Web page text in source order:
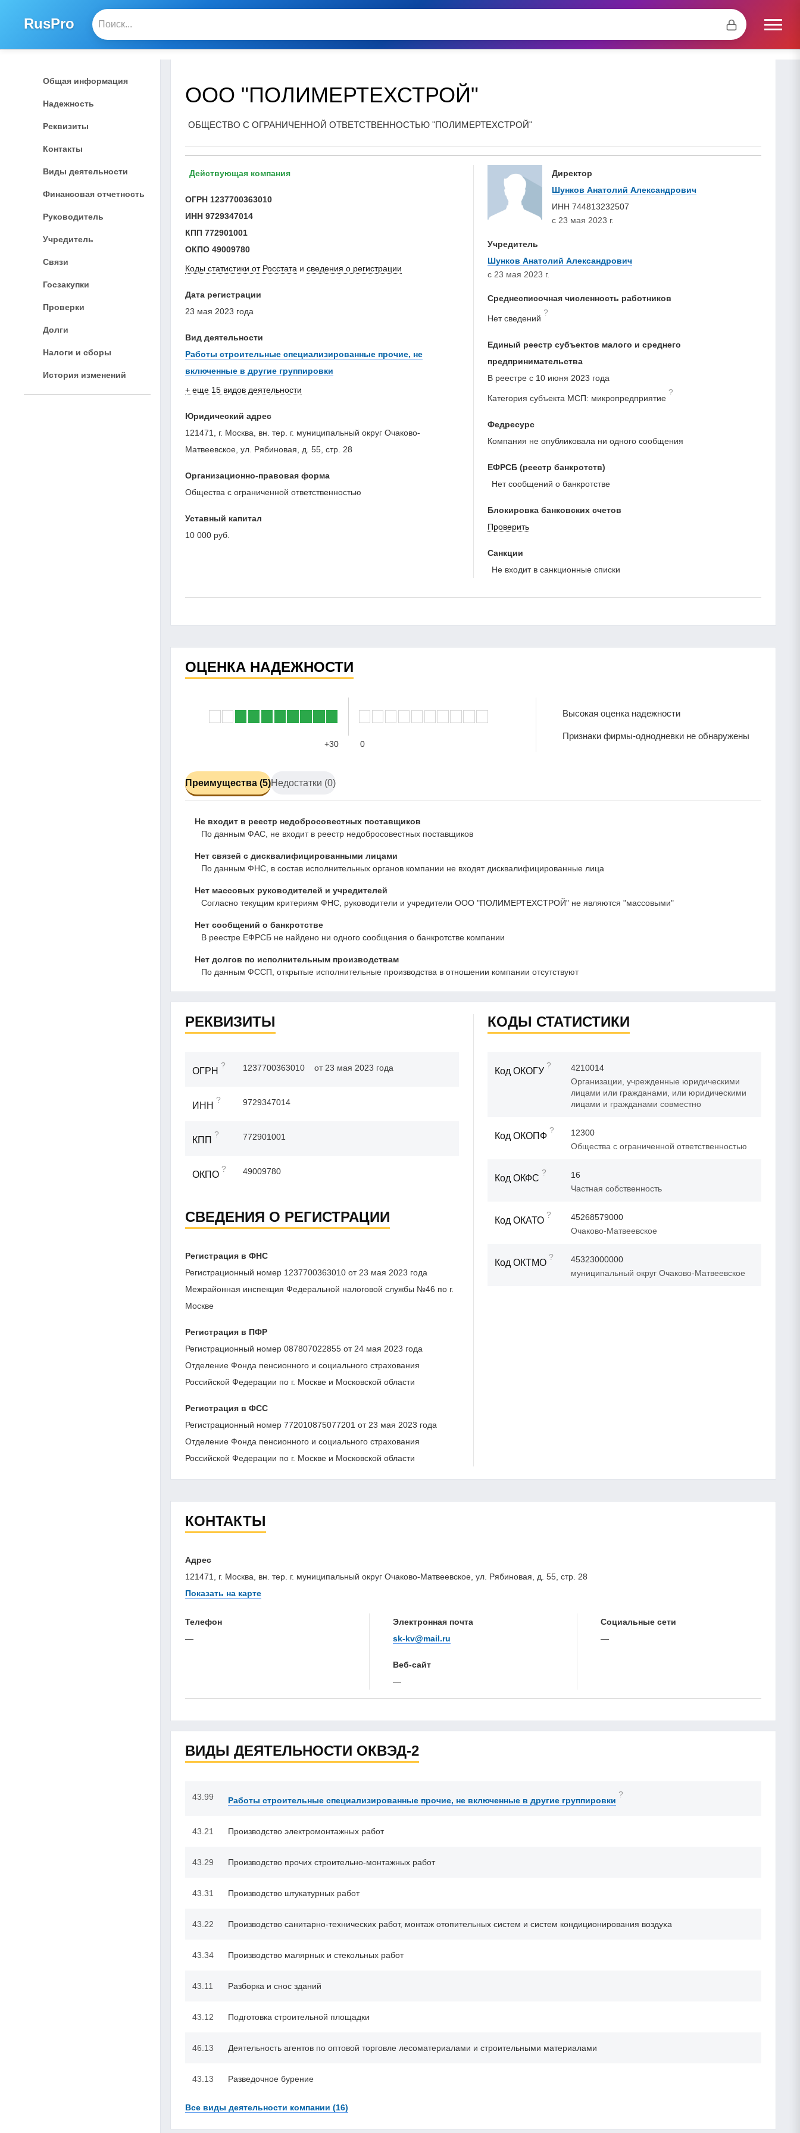
RusPro
Общая информация
Надежность
Реквизиты
Контакты
Виды деятельности
Финансовая отчетность
Руководитель
Учредитель
Связи
Госзакупки
Проверки
Долги
Налоги и сборы
История изменений
ООО "ПОЛИМЕРТЕХСТРОЙ"
ОБЩЕСТВО С ОГРАНИЧЕННОЙ ОТВЕТСТВЕННОСТЬЮ "ПОЛИМЕРТЕХСТРОЙ"
Действующая компания
ОГРН 1237700363010
ИНН 9729347014
КПП 772901001
ОКПО 49009780
Коды статистики от Росстата и сведения о регистрации
Дата регистрации
23 мая 2023 года
Вид деятельности
Работы строительные специализированные прочие, не
включенные в другие группировки
+ еще 15 видов деятельности
Юридический адрес
121471, г. Москва, вн. тер. г. муниципальный округ Очаково-
Матвеевское, ул. Рябиновая, д. 55, стр. 28
Организационно-правовая форма
Общества с ограниченной ответственностью
Уставный капитал
10 000 руб.
Директор
Шунков Анатолий Александрович
ИНН 744813232507
с 23 мая 2023 г.
Учредитель
Шунков Анатолий Александрович
с 23 мая 2023 г.
Среднесписочная численность работников
Нет сведений
?
Единый реестр субъектов малого и среднего
предпринимательства
В реестре с 10 июня 2023 года
Категория субъекта МСП: микропредприятие
?
Федресурс
Компания не опубликовала ни одного сообщения
ЕФРСБ (реестр банкротств)
Нет сообщений о банкротстве
Блокировка банковских счетов
Проверить
Санкции
Не входит в санкционные списки
ОЦЕНКА НАДЕЖНОСТИ
+30 0
Высокая оценка надежности
Признаки фирмы-однодневки не обнаружены
Преимущества (5)Недостатки (0)
Не входит в реестр недобросовестных поставщиков
По данным ФАС, не входит в реестр недобросовестных поставщиков
Нет связей с дисквалифицированными лицами
По данным ФНС, в состав исполнительных органов компании не входят дисквалифицированные лица
Нет массовых руководителей и учредителей
Согласно текущим критериям ФНС, руководители и учредители ООО "ПОЛИМЕРТЕХСТРОЙ" не являются "массовыми"
Нет сообщений о банкротстве
В реестре ЕФРСБ не найдено ни одного сообщения о банкротстве компании
Нет долгов по исполнительным производствам
По данным ФССП, открытые исполнительные производства в отношении компании отсутствуют
РЕКВИЗИТЫ
ОГРН
? 1237700363010 от 23 мая 2023 года
ИНН
? 9729347014
КПП
? 772901001
ОКПО
? 49009780
СВЕДЕНИЯ О РЕГИСТРАЦИИ
Регистрация в ФНС
Регистрационный номер 1237700363010 от 23 мая 2023 года
Межрайонная инспекция Федеральной налоговой службы №46 по г.
Москве
Регистрация в ПФР
Регистрационный номер 087807022855 от 24 мая 2023 года
Отделение Фонда пенсионного и социального страхования
Российской Федерации по г. Москве и Московской области
Регистрация в ФСС
Регистрационный номер 772010875077201 от 23 мая 2023 года
Отделение Фонда пенсионного и социального страхования
Российской Федерации по г. Москве и Московской области
КОДЫ СТАТИСТИКИ
Код ОКОГУ
?
4210014
Организации, учрежденные юридическими
лицами или гражданами, или юридическими
лицами и гражданами совместно
Код ОКОПФ
?
12300
Общества с ограниченной ответственностью
Код ОКФС
?
16
Частная собственность
Код ОКАТО
?
45268579000
Очаково-Матвеевское
Код ОКТМО
?
45323000000
муниципальный округ Очаково-Матвеевское
КОНТАКТЫ
Адрес
121471, г. Москва, вн. тер. г. муниципальный округ Очаково-Матвеевское, ул. Рябиновая, д. 55, стр. 28
Показать на карте
Телефон
—
Электронная почта
sk-kv@mail.ru
Веб-сайт
—
Cоциальные сети
—
ВИДЫ ДЕЯТЕЛЬНОСТИ ОКВЭД-2
43.99 Работы строительные специализированные прочие, не включенные в другие группировки
?
43.21 Производство электромонтажных работ
43.29 Производство прочих строительно-монтажных работ
43.31 Производство штукатурных работ
43.22 Производство санитарно-технических работ, монтаж отопительных систем и систем кондиционирования воздуха
43.34 Производство малярных и стекольных работ
43.11 Разборка и снос зданий
43.12 Подготовка строительной площадки
46.13 Деятельность агентов по оптовой торговле лесоматериалами и строительными материалами
43.13 Разведочное бурение
Все виды деятельности компании (16)